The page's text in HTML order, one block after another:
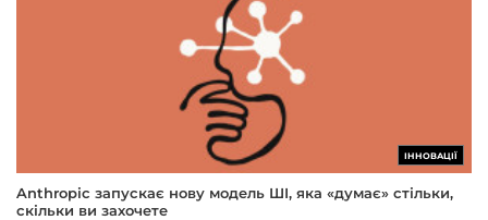
ІННОВАЦІЇ
Anthropic запускає нову модель ШІ, яка «думає» стільки,
скільки ви захочете